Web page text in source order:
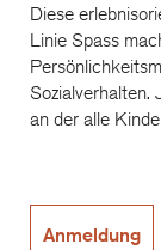
Diese
Linie Spass
an der alle
Anmeldung